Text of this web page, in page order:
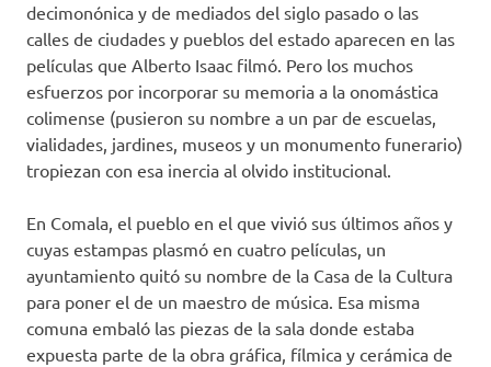
decimonónica y de mediados del siglo pasado o las
calles de ciudades y pueblos del estado aparecen en las
películas que Alberto Isaac filmó. Pero los muchos
esfuerzos por incorporar su memoria a la onomástica
colimense (pusieron su nombre a un par de escuelas,
vialidades, jardines, museos y un monumento funerario)
tropiezan con esa inercia al olvido institucional.
En Comala, el pueblo en el que vivió sus últimos años y
cuyas estampas plasmó en cuatro películas, un
ayuntamiento quitó su nombre de la Casa de la Cultura
para poner el de un maestro de música. Esa misma
comuna embaló las piezas de la sala donde estaba
expuesta parte de la obra gráfica, fílmica y cerámica de